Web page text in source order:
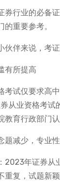
券行业的必备
重要参考。
伙伴来说，考
有所提高
考试仅要求高
从业资格考试
教育行政部门
题减少，专业
2023年证券从
重复，试题新